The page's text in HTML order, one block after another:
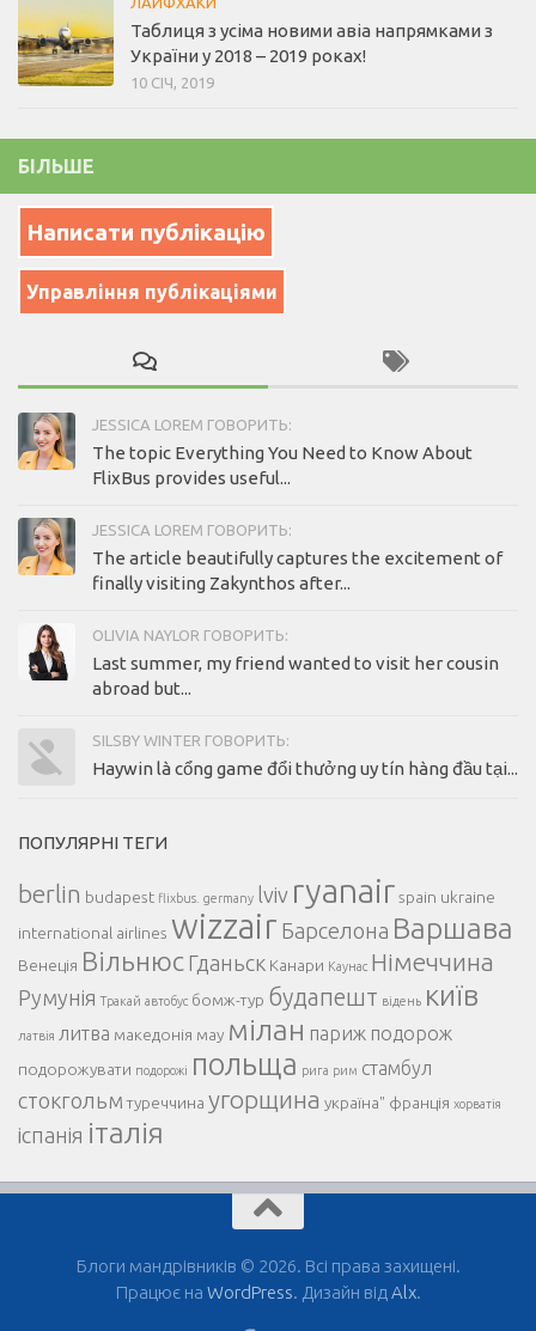
Таблиця з усіма новими авіа напрямками з
України у 2018 – 2019 роках!
10 СІЧ, 2019
БІЛЬШЕ
Написати публікацію
Управління публікаціями
JESSICA LOREM ГОВОРИТЬ:
The topic Everything You Need to Know About
FlixBus provides useful...
JESSICA LOREM ГОВОРИТЬ:
The article beautifully captures the excitement of
finally visiting Zakynthos after...
OLIVIA NAYLOR ГОВОРИТЬ:
Last summer, my friend wanted to visit her cousin
abroad but...
SILSBY WINTER ГОВОРИТЬ:
Haywin là cổng game đổi thưởng uy tín hàng đầu tại...
ПОПУЛЯРНІ ТЕГИ
berlin budapest flixbus. germany lviv ryanairspain ukraine
international airlines wizzair Барселона Варшава
Венеція Вільнюс Гданьск Канари Каунас Німеччина
Румунія Тракай автобус бомж-тур будапешт відень київ
латвія литва македонія мау мілан париж подорож
подорожувати подорожі польща рига рим стамбул
стокгольм туреччина угорщина україна" франція хорватія
іспанія італія
Блоги мандрівників © 2026. Всі права захищені.
Працює на WordPress. Дизайн від Alx.